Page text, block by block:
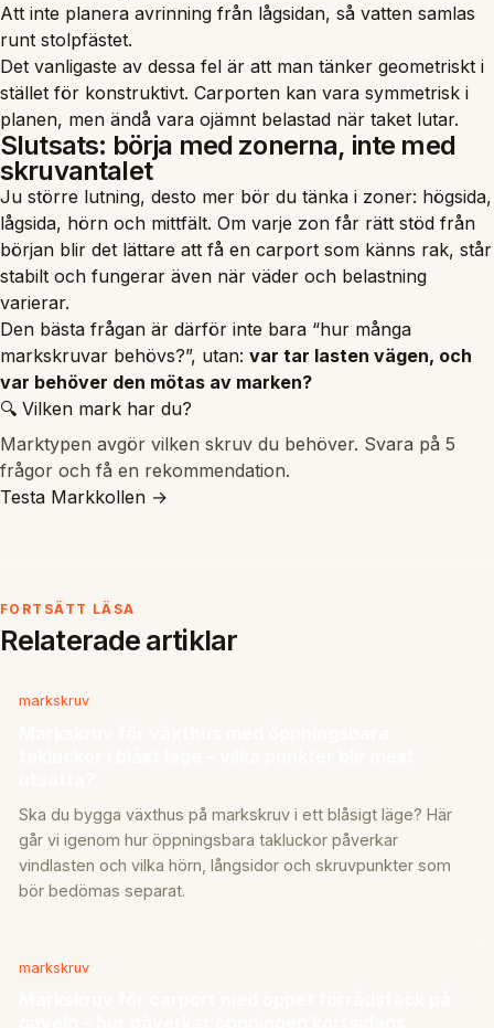
Att inte planera avrinning från lågsidan, så vatten samlas
runt stolpfästet.
Det vanligaste av dessa fel är att man tänker geometriskt i
stället för konstruktivt. Carporten kan vara symmetrisk i
planen, men ändå vara ojämnt belastad när taket lutar.
Slutsats: börja med zonerna, inte med
skruvantalet
Ju större lutning, desto mer bör du tänka i zoner: högsida,
lågsida, hörn och mittfält. Om varje zon får rätt stöd från
början blir det lättare att få en carport som känns rak, står
stabilt och fungerar även när väder och belastning
varierar.
Den bästa frågan är därför inte bara “hur många
markskruvar behövs?”, utan: var tar lasten vägen, och
var behöver den mötas av marken?
🔍 Vilken mark har du?
Marktypen avgör vilken skruv du behöver. Svara på 5
frågor och få en rekommendation.
Testa Markkollen →
FORTSÄTT LÄSA
Relaterade artiklar
markskruv
Ska du bygga växthus på markskruv i ett blåsigt läge? Här
går vi igenom hur öppningsbara takluckor påverkar
vindlasten och vilka hörn, långsidor och skruvpunkter som
bör bedömas separat.
markskruv